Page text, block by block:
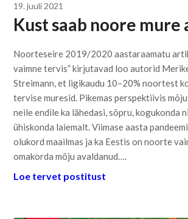
19. juuli 2021
Kust saab noore mure
Noorteseire 2019/2020 aastaraamatu
vaimne tervis” kirjutavad loo autorid
Streimann, et ligikaudu 10–20% noortest
tervise muresid. Pikemas perspektiivis
neile endile ka lähedasi, sõpru, kogukonda
ühiskonda laiemalt. Viimase aasta
olukord maailmas ja ka Eestis on noorte
omakorda mõju avaldanud….
Loe tervet postitust